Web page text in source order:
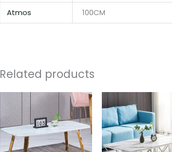
Atmos 100CM
Related products
Price
range:
597,00 €
through
697,00 €